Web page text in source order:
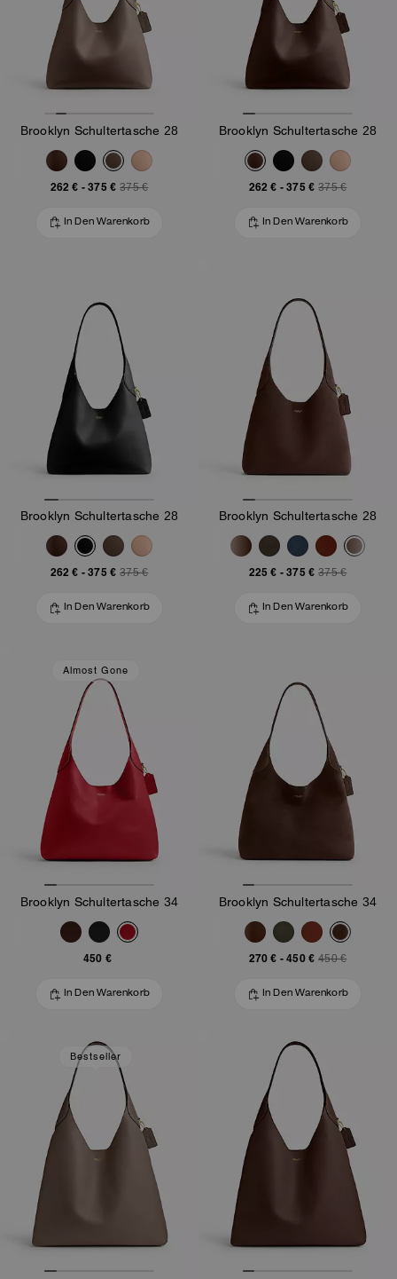
Brooklyn Schultertasche 28
262 € -375 € 375 €
In Den Warenkorb
Brooklyn Schultertasche 28
262 € -375 € 375 €
In Den Warenkorb
Brooklyn Schultertasche 28
262 € -375 € 375 €
In Den Warenkorb
Brooklyn Schultertasche 28
225 € -375 € 375 €
In Den Warenkorb
Almost Gone
Brooklyn Schultertasche 34
450 €
In Den Warenkorb
Brooklyn Schultertasche 34
270 € -450 € 450 €
In Den Warenkorb
Bestseller